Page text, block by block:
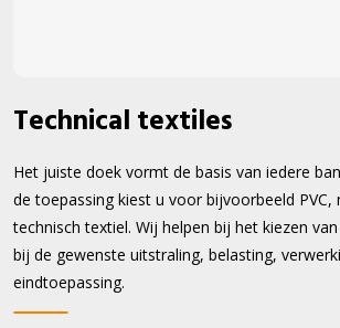
Technical textiles
Het juiste doek vormt de basis van iedere
de toepassing kiest u voor bijvoorbeeld
technisch textiel. Wij helpen bij het kiezen
bij de gewenste uitstraling, belasting,
eindtoepassing.